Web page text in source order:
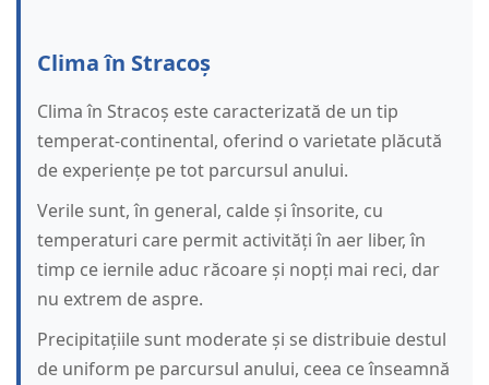
Clima în Stracoș
Clima în Stracoș este caracterizată de un tip
temperat-continental, oferind o varietate plăcută
de experiențe pe tot parcursul anului.
Verile sunt, în general, calde și însorite, cu
temperaturi care permit activități în aer liber, în
timp ce iernile aduc răcoare și nopți mai reci, dar
nu extrem de aspre.
Precipitațiile sunt moderate și se distribuie destul
de uniform pe parcursul anului, ceea ce înseamnă